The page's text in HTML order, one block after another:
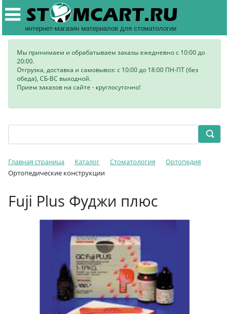
интернет-магазин материалов для стоматологии
Мы принимаем и обрабатываем заказы ежедневно с 10:00 до
20:00.
Отгрузка, доставка и самовывоз: с 10:00 до 18:00 ПН-ПТ (без
обеда), СБ-ВС выходной.
Прием заказов на сайте - круглосуточно!
Главная страница Каталог Стоматология
Ортопедия
Ортопедические конструкции
Fuji Plus Фуджи плюс